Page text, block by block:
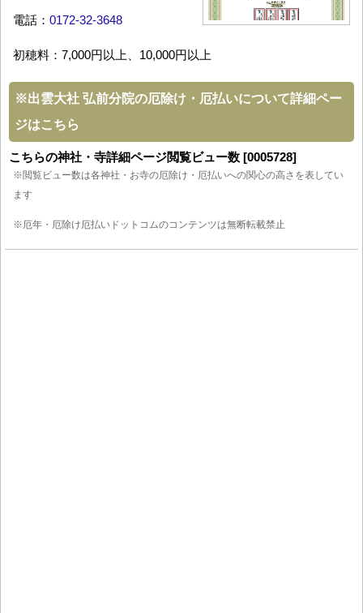
電話： 0172-32-3648
初穂料：7,000円以上、10,000円以上
※出雲大社 弘前分院の厄除け・厄払いについて詳細ペー
ジはこちら
こちらの神社・寺詳細ページ閲覧ビュー数 [0005728]
※閲覧ビュー数は各神社・お寺の厄除け・厄払いへの関心の高さを表してい
ます
※厄年・厄除け厄払いドットコムのコンテンツは無断転載禁止